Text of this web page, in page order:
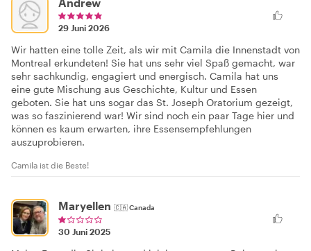
29 Juni 2026
Wir hatten eine tolle Zeit, als wir mit Camila die Innenstadt von
Montreal erkundeten! Sie hat uns sehr viel Spaß gemacht, war
sehr sachkundig, engagiert und energisch. Camila hat uns
eine gute Mischung aus Geschichte, Kultur und Essen
geboten. Sie hat uns sogar das St. Joseph Oratorium gezeigt,
was so faszinierend war! Wir sind noch ein paar Tage hier und
können es kaum erwarten, ihre Essensempfehlungen
auszuprobieren.
Camila ist die Beste!
Maryellen 🇨🇦Canada
30 Juni 2025